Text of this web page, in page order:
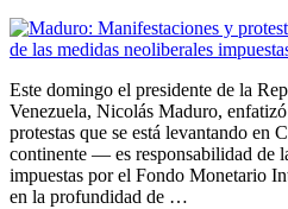
Este domingo el presidente de la
Venezuela, Nicolás Maduro,
protestas que se está levantando
continente — es responsabilidad de
impuestas por el Fondo Monetario
en la profundidad de …